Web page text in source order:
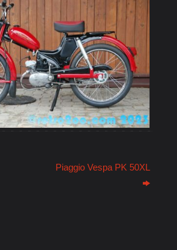
Piaggio Vespa PK 50XL